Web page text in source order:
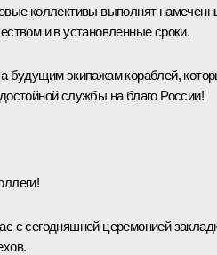
коллективы выполнят
и в установленные сроки.
будущим экипажам кораблей,
службы на благо России!
с сегодняшней церемонией